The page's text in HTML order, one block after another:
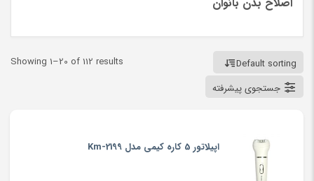
Showing 1–20 of 112 results
Default sorting
جستجوی پیشرفته
اپیلاتور 5 کاره کیمی مدل Km-2199